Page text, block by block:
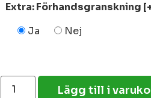
Extra: Förhandsgranskning
Ja
Nej
Lägg till i